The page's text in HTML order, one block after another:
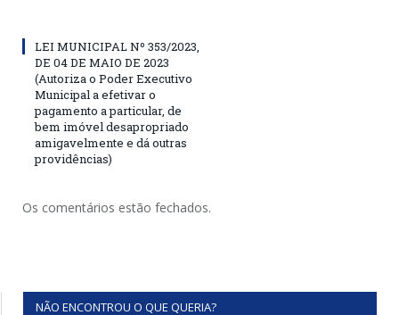
LEI MUNICIPAL Nº 353/2023,
DE 04 DE MAIO DE 2023
(Autoriza o Poder Executivo
Municipal a efetivar o
pagamento a particular, de
bem imóvel desapropriado
amigavelmente e dá outras
providências)
Os comentários estão fechados.
NÃO ENCONTROU O QUE QUERIA?